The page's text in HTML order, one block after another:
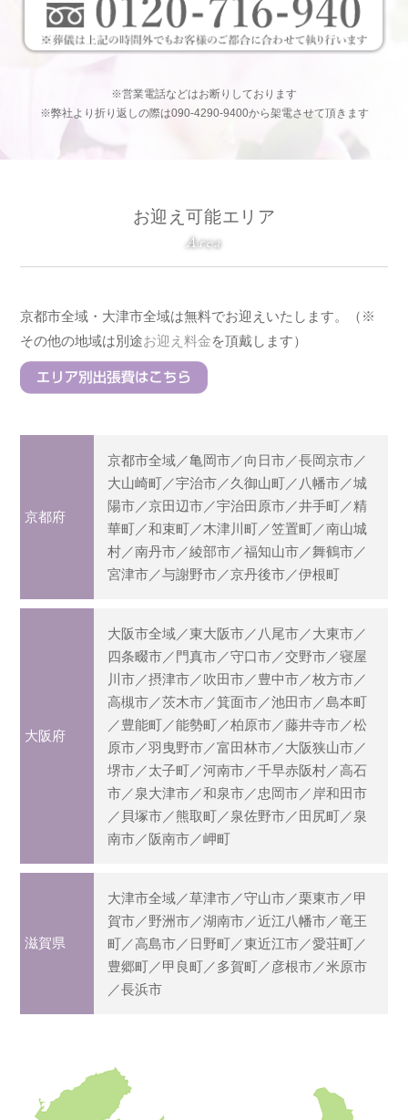
※営業電話などはお断りしております
※弊社より折り返しの際は090-4290-9400から架電させて頂きます
お迎え可能エリア
Area
京都市全域・大津市全域は無料でお迎えいたします。（※
その他の地域は別途お迎え料金を頂戴します）
京都府
京都市全域／亀岡市／向日市／長岡京市／
大山崎町／宇治市／久御山町／八幡市／城
陽市／京田辺市／宇治田原市／井手町／精
華町／和束町／木津川町／笠置町／南山城
村／南丹市／綾部市／福知山市／舞鶴市／
宮津市／与謝野市／京丹後市／伊根町
大阪府
大阪市全域／東大阪市／八尾市／大東市／
四条畷市／門真市／守口市／交野市／寝屋
川市／摂津市／吹田市／豊中市／枚方市／
高槻市／茨木市／箕面市／池田市／島本町
／豊能町／能勢町／柏原市／藤井寺市／松
原市／羽曳野市／富田林市／大阪狭山市／
堺市／太子町／河南市／千早赤阪村／高石
市／泉大津市／和泉市／忠岡市／岸和田市
／貝塚市／熊取町／泉佐野市／田尻町／泉
南市／阪南市／岬町
滋賀県
大津市全域／草津市／守山市／栗東市／甲
賀市／野洲市／湖南市／近江八幡市／竜王
町／高島市／日野町／東近江市／愛荘町／
豊郷町／甲良町／多賀町／彦根市／米原市
／長浜市